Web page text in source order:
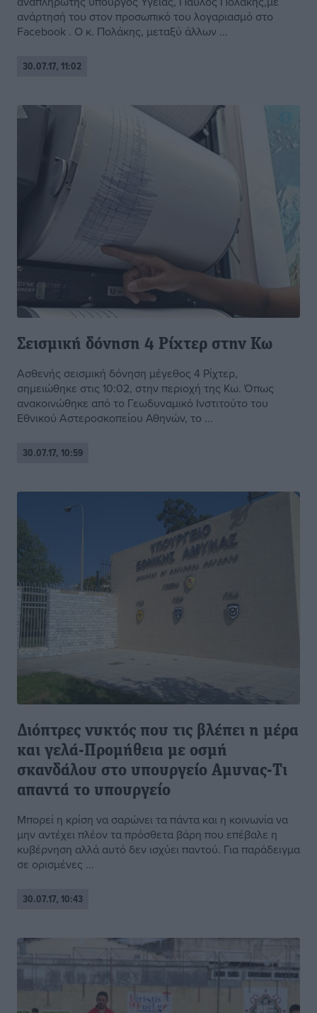
ανάρτησή του στον προσωπικό του λογαριασμό στο
Facebook . Ο κ. Πολάκης, μεταξύ άλλων ...
30.07.17, 11:02
Σεισμική δόνηση 4 Ρίχτερ στην Κω
Ασθενής σεισμική δόνηση μέγεθος 4 Ρίχτερ,
σημειώθηκε στις 10:02, στην περιοχή της Κω. Όπως
ανακοινώθηκε από το Γεωδυναμικό Ινστιτούτο του
Εθνικού Αστεροσκοπείου Αθηνών, το ...
30.07.17, 10:59
Διόπτρες νυκτός που τις βλέπει η μέρα
και γελά-Προμήθεια με οσμή
σκανδάλου στο υπουργείο Αμυνας-Τι
απαντά το υπουργείο
Μπορεί η κρίση να σαρώνει τα πάντα και η κοινωνία να
μην αντέχει πλέον τα πρόσθετα βάρη που επέβαλε η
κυβέρνηση αλλά αυτό δεν ισχύει παντού. Για παράδειγμα
σε ορισμένες ...
30.07.17, 10:43